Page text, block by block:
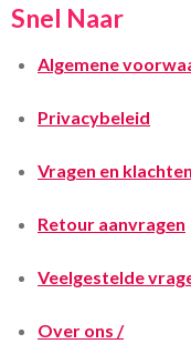
Snel Naar
Algemene
Privacybeleid
Vragen en klachten
Retour aanvragen
Veelgestelde
Over ons /